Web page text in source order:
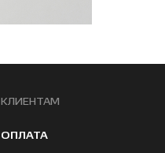
КЛИЕНТАМ
ОПЛАТА